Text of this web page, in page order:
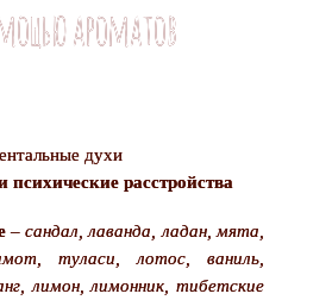
ароматов
психические расстройства
– сандал, лаванда, ладан, мята,
туласи, лотос, ваниль,
лимон, лимонник, тибетские